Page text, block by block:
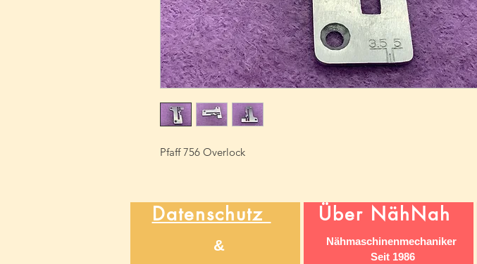
Pfaff 756 Overlock
Datenschutz
&
Über NähNah
Nähmaschinenmechaniker
Seit 1986